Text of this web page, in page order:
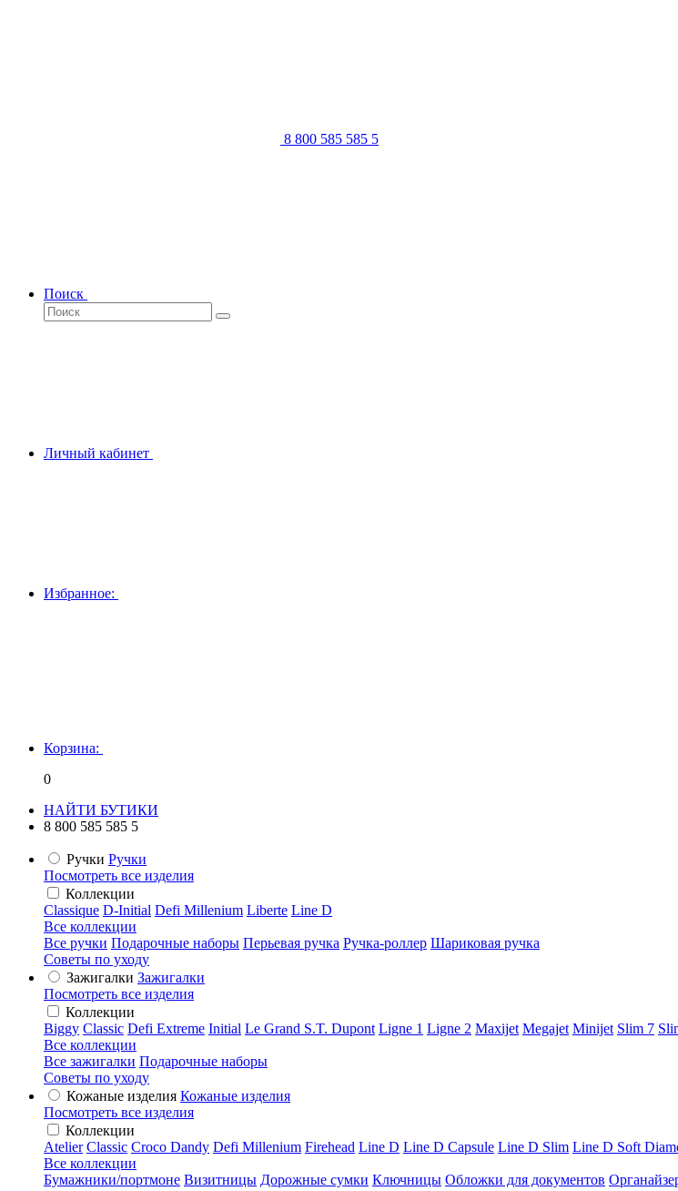
8 800 585 585 5
Поиск
Личный кабинет
Избранное:
Корзина:
0
НАЙТИ БУТИКИ
8 800 585 585 5
Ручки Ручки
Посмотреть все изделия
Коллекции
Classique D-Initial Defi Millenium Liberte Line D
Все коллекции
Все ручки Подарочные наборы Перьевая ручка Ручка-роллер Шариковая ручка
Советы по уходу
Зажигалки Зажигалки
Посмотреть все изделия
Коллекции
Biggy Classic Defi Extreme Initial Le Grand S.T. Dupont Ligne 1 Ligne 2 Maxijet Megajet Minijet Slim 7
Все коллекции
Все зажигалки Подарочные наборы
Советы по уходу
Кожаные изделия Кожаные изделия
Посмотреть все изделия
Коллекции
Atelier Classic Croco Dandy Defi Millenium Firehead Line D Line D Capsule Line D Slim Line D Soft
Все коллекции
Бумажники/портмоне Визитницы Дорожные сумки Ключницы Обложки для документов